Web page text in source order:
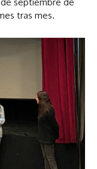
septiembre de
tras mes.